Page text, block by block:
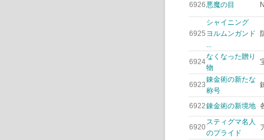
6926悪魔の目
6925
シャイニング
ヨルムンガンド
...
6924
なくなった贈り
物
6923
錬金術の新たな
称号
6922錬金術の新境地
6920
スティグマ名人
のプライド